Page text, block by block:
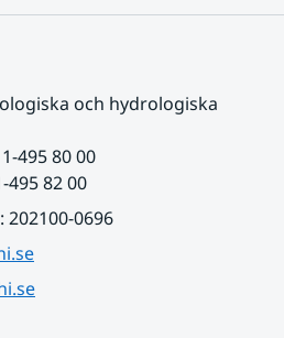
och hydrologiska
495 80 00
82 00
0696